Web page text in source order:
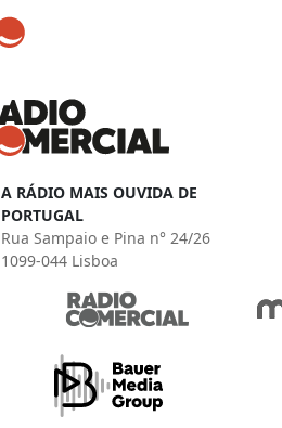
A RÁDIO MAIS OUVIDA DE
PORTUGAL
Rua Sampaio e Pina n° 24/26
1099-044 Lisboa